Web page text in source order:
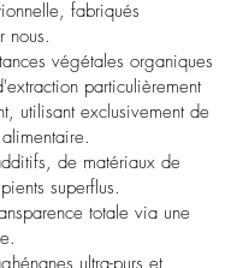
fabriqués
nous.
végétales organiques
particulièrement
utilisant exclusivement de
de matériaux de
superflus.
totale via une
ultra-purs et